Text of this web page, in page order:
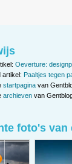
Oeverture:
artikel: Paaltjes tegen
startpagina van
archieven van
foto's van